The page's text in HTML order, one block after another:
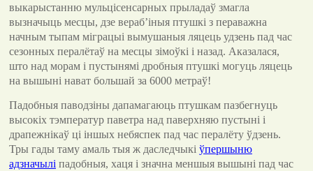
выкарыстанню мульцісенсарных прыладаў змагла
вызначыць месцы, дзе вераб’іныя птушкі з пераважна
начным тыпам міграцыі вымушаныя ляцець удзень пад час
сезонных пералётаў на месцы зімоўкі і назад. Аказалася,
што над морам і пустынямі дробныя птушкі могуць ляцець
на вышыні нават большай за 6000 метраў!
Падобныя паводзіны дапамагаюць птушкам пазбегнуць
высокіх тэмператур паветра над паверхняю пустыні і
драпежнікаў ці іншых небяспек пад час пералёту ўдзень.
Тры гады таму амаль тыя ж даследчыкі ўпершыню
адзначылі падобныя, хаця і значна меншыя вышыні пад час